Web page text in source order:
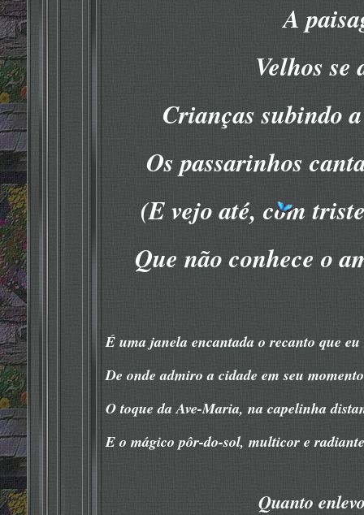
A
Velhos se
Crianças subindo
Os passarinhos
(E vejo até, com
Que não conhece o
É uma janela encantada o recanto que
De onde admiro a cidade em seu
O toque da Ave-Maria, na capelinha
E o mágico pôr-do-sol, multicor e
Quanto